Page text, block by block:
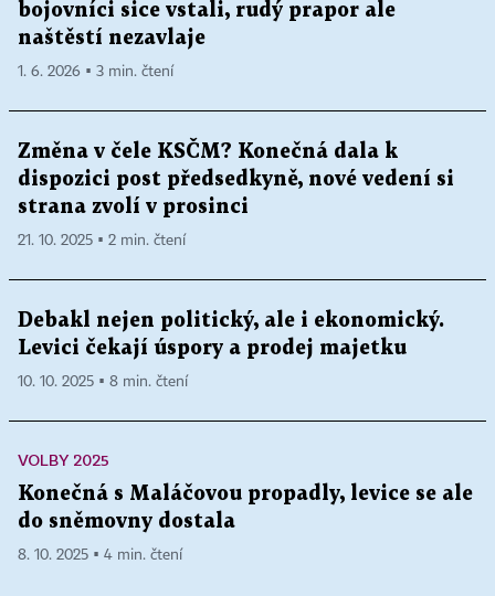
bojovníci sice vstali, rudý prapor ale
naštěstí nezavlaje
1. 6. 2026 ▪ 3 min. čtení
Změna v čele KSČM? Konečná dala k
dispozici post předsedkyně, nové vedení si
strana zvolí v prosinci
21. 10. 2025 ▪ 2 min. čtení
Debakl nejen politický, ale i ekonomický.
Levici čekají úspory a prodej majetku
10. 10. 2025 ▪ 8 min. čtení
VOLBY 2025
Konečná s Maláčovou propadly, levice se ale
do sněmovny dostala
8. 10. 2025 ▪ 4 min. čtení